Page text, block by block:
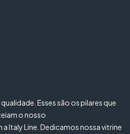
Esses são os pilares que
o nosso
Italy Line. Dedicamos nossa vitrine